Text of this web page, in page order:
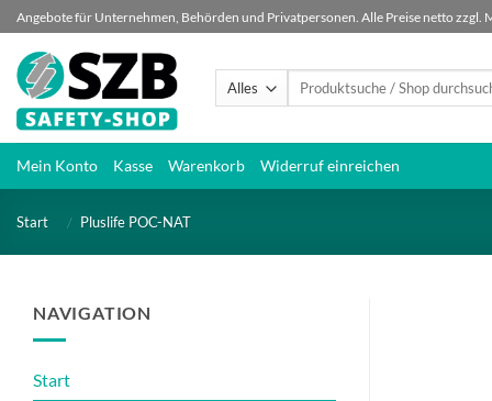
Zum
Inhalt
springen
Angebote für Unternehmen, Behörden und Privatpersonen. Alle Preise netto zzgl.
Suchen
Mein Konto Kasse Warenkorb Widerruf einreichen
Start / Pluslife POC-NAT
NAVIGATION
Start